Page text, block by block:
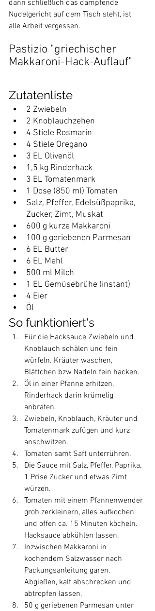
dann schließlich das dampfende
Nudelgericht auf dem Tisch steht, ist
alle Arbeit vergessen.
Pastizio "griechischer
Makkaroni-Hack-Auflauf"
Zutatenliste
2 Zwiebeln
2 Knoblauchzehen
4 Stiele Rosmarin
4 Stiele Oregano
3 EL Olivenöl
1,5 kg Rinderhack
3 EL Tomatenmark
1 Dose (850 ml) Tomaten
Salz, Pfeffer, Edelsüßpaprika,
Zucker, Zimt, Muskat
600 g kurze Makkaroni
100 g geriebenen Parmesan
6 EL Butter
6 EL Mehl
500 ml Milch
1 EL Gemüsebrühe (instant)
4 Eier
Öl
So funktioniert's
Für die Hacksauce Zwiebeln und
Knoblauch schälen und fein
würfeln. Kräuter waschen,
Blättchen bzw Nadeln fein hacken.
Öl in einer Pfanne erhitzen,
Rinderhack darin krümelig
anbraten.
Zwiebeln, Knoblauch, Kräuter und
Tomatenmark zufügen und kurz
anschwitzen.
Tomaten samt Saft unterrühren.
Die Sauce mit Salz, Pfeffer, Paprika,
1 Prise Zucker und etwas Zimt
würzen.
Tomaten mit einem Pfannenwender
grob zerkleinern, alles aufkochen
und offen ca. 15 Minuten köcheln.
Hacksauce abkühlen lassen.
Inzwischen Makkaroni in
kochendem Salzwasser nach
Packungsanleitung garen.
Abgießen, kalt abschrecken und
abtropfen lassen.
50 g geriebenen Parmesan unter